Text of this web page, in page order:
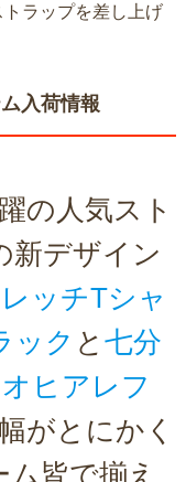
ラップを差し上げ
入荷情報
の人気スト
新デザイン
ッチTシャ
ック と 七分
ヒアレフ
がとにかく
皆で揃え